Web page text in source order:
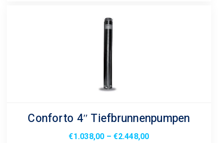
Conforto 4″ Tiefbrunnenpumpen
€1.038,00 –€2.448,00Preisspanne: